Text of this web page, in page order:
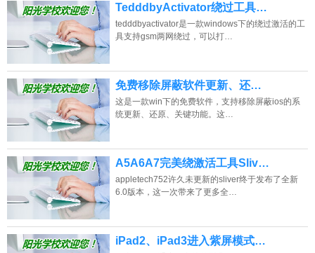
TedddbyActivator绕过工具…
tedddbyactivator是一款windows下的绕过激活的工
具支持gsm两网绕过，可以打…
免费移除屏蔽软件更新、还…
这是一款win下的免费软件，支持移除屏蔽ios的系
统更新、还原、关键功能。这…
A5A6A7完美绕激活工具Sliv…
appletech752许久未更新的sliver终于发布了全新
6.0版本，这一次带来了更多全…
iPad2、iPad3进入紫屏模式…